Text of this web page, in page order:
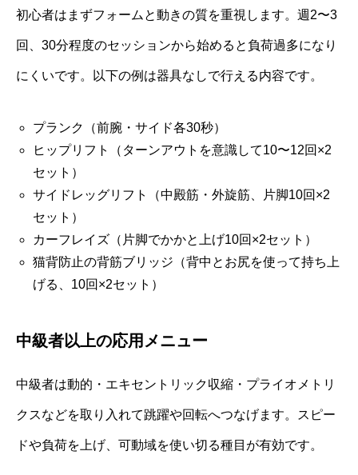
初心者はまずフォームと動きの質を重視します。週2〜3
回、30分程度のセッションから始めると負荷過多になり
にくいです。以下の例は器具なしで行える内容です。
プランク（前腕・サイド各30秒）
ヒップリフト（ターンアウトを意識して10〜12回×2
セット）
サイドレッグリフト（中殿筋・外旋筋、片脚10回×2
セット）
カーフレイズ（片脚でかかと上げ10回×2セット）
猫背防止の背筋ブリッジ（背中とお尻を使って持ち上
げる、10回×2セット）
中級者以上の応用メニュー
中級者は動的・エキセントリック収縮・プライオメトリ
クスなどを取り入れて跳躍や回転へつなげます。スピー
ドや負荷を上げ、可動域を使い切る種目が有効です。